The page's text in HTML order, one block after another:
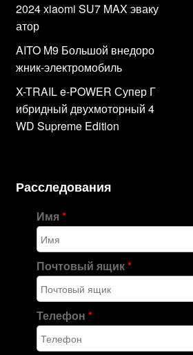
2024 xiaomi SU7 MAX эваку
атор
AITO M9 Большой внедоро
жник-электромобиль
X-TRAIL e-POWER Супер Г
ибридный двухмоторный 4
WD Supreme Edition
Расследования
Имя*
Почтовый ящик*
Телефон*